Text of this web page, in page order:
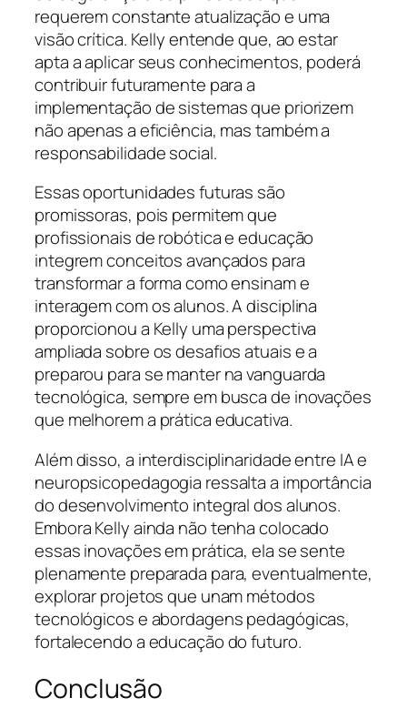
requerem constante atualização e uma
visão crítica. Kelly entende que, ao estar
apta a aplicar seus conhecimentos, poderá
contribuir futuramente para a
implementação de sistemas que priorizem
não apenas a eficiência, mas também a
responsabilidade social.
Essas oportunidades futuras são
promissoras, pois permitem que
profissionais de robótica e educação
integrem conceitos avançados para
transformar a forma como ensinam e
interagem com os alunos. A disciplina
proporcionou a Kelly uma perspectiva
ampliada sobre os desafios atuais e a
preparou para se manter na vanguarda
tecnológica, sempre em busca de inovações
que melhorem a prática educativa.
Além disso, a interdisciplinaridade entre IA e
neuropsicopedagogia ressalta a importância
do desenvolvimento integral dos alunos.
Embora Kelly ainda não tenha colocado
essas inovações em prática, ela se sente
plenamente preparada para, eventualmente,
explorar projetos que unam métodos
tecnológicos e abordagens pedagógicas,
fortalecendo a educação do futuro.
Conclusão